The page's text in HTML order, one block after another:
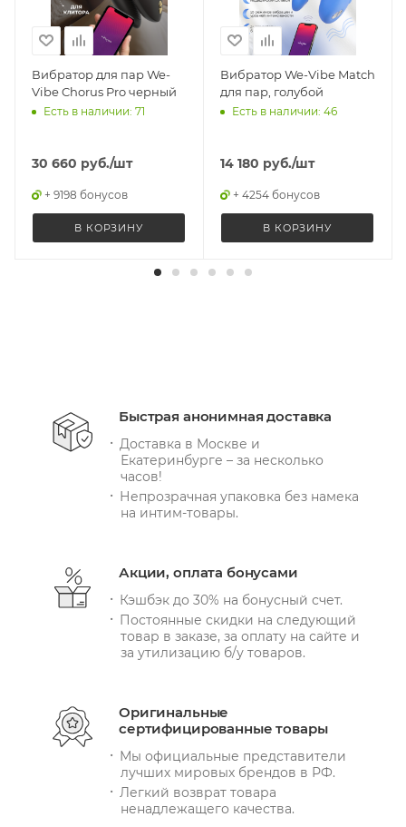
Вибратор для пар We-
Vibe Chorus Pro черный
Есть в наличии: 71
30 660 руб./шт
+ 9198 бонусов
В КОРЗИНУ
Вибратор We-Vibe Match
для пар, голубой
Есть в наличии: 46
14 180 руб./шт
+ 4254 бонусов
В КОРЗИНУ
Быстрая анонимная доставка
Доставка в Москве и
Екатеринбурге – за несколько
часов!
Непрозрачная упаковка без намека
на интим-товары.
Акции, оплата бонусами
Кэшбэк до 30% на бонусный счет.
Постоянные скидки на следующий
товар в заказе, за оплату на сайте и
за утилизацию б/у товаров.
Оригинальные
сертифицированные товары
Мы официальные представители
лучших мировых брендов в РФ.
Легкий возврат товара
ненадлежащего качества.